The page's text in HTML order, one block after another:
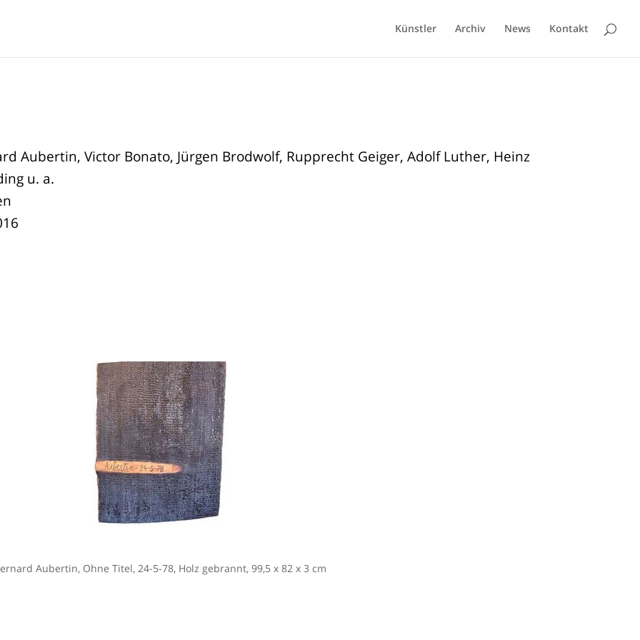
Künstler Archiv News Kontakt
Aubertin, Victor Bonato, Jürgen Brodwolf, Rupprecht Geiger, Adolf Luther, Heinz
u. a.
Aubertin, Ohne Titel, 24-5-78, Holz gebrannt, 99,5 x 82 x 3 cm